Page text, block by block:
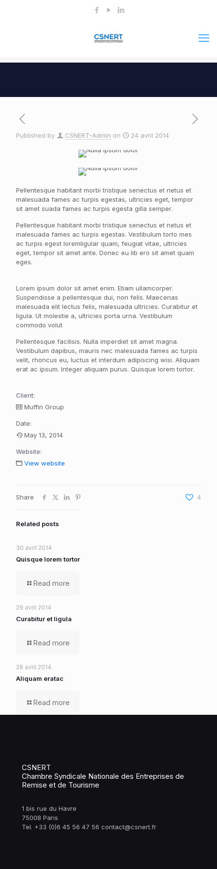
Published by CSNERT-Admin on 24 avril 2014
Pellentesque habitant morbi tristique senectus et netus et
malesuada fames ac turpis egestas, ultricies eget, tempor
sit amet suada fames ac turpis egesta gilla semper.
Pellentesque habitant morbi tristique senectus et netus et
malesuada fames ac turpis egestas. Vestibulum torto mes
ac turpis egest loremligular quam, feugiat vitae, ultricies
eget, tempor sit amet ante. Donec eu lib ero sit amet quam
eges.
Lorem ipsum dolor sit amet enim. Etiam ullamcorper.
Suspendisse a pellentesque dui, non felis. Maecenas
malesuada elit lectus felis, malesuada ultricies. Curabitur et
ligula. Ut molestie a, ultricies porta urna. Vestibulum
commodo volut
Pellentesque facilisis. Nulla imperdiet sit amet magna.
Vestibulum dapibus, mauris nec malesuada fames ac turpis
velit, rhoncus eu, luctus et interdum adipiscing wisi. Aliquam
erat ac ipsum. Integer aliquam purus. Quisque lorem tortor.
Client:
Muffin Group
Date:
May 13, 2014
Website:
View website
Share 4
Related posts
30 avril 2014
Quisque lorem tortor
Read more
29 avril 2014
Curabitur et ligula
Read more
28 avril 2014
Aliquam eratac
Read more
CSNERT
Chambre Syndicale Nationale des Entreprises de
Remise et de Tourisme
1 bis rue du Havre
75008 Paris
Tel. +33 (0)6 45 56 47 56 contact@csnert.fr